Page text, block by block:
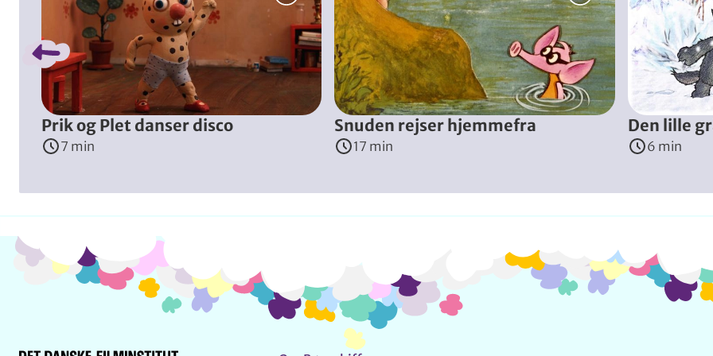
Trivsel
Det er forår i skoven. Hjortene har hver deres fugleflok siddende på geviret, og fuglene fløjter smukt i kor.
Instruktør:Ned Wenlock(New Zealand, 2016)
Prik og Plet danser disco
7 min
Snuden rejser hjemmefra
17 min
Den lille
6 min
Info og kontakt